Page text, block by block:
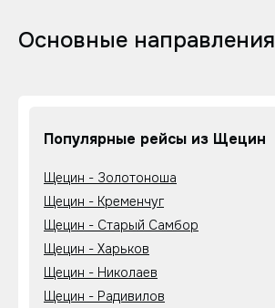
Основные направления
Популярные рейсы из Щецин
Щецин - Золотоноша
Щецин - Кременчуг
Щецин - Старый Самбор
Щецин - Харьков
Щецин - Николаев
Щецин - Радивилов